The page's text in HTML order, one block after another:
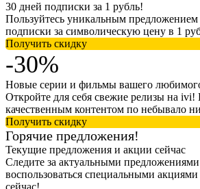
30 дней подписки за 1 рубль!
Пользуйтесь уникальным предложением
подписки за символическую цену в 1
Получить скидку
-30%
Новые серии и фильмы вашего
Откройте для себя свежие релизы на ivi!
качественным контентом по небывало
Получить скидку
Горячие предложения!
Текущие предложения и акции сейчас
Следите за актуальными
воспользоваться специальными